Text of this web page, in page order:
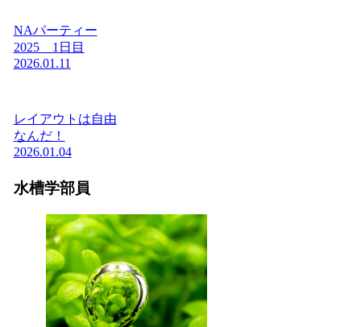
NAパーティー
2025 1日目
2026.01.11
レイアウトは自由
なんだ！
2026.01.04
水槽学部員